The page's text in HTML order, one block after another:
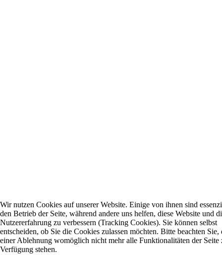
Wir nutzen Cookies auf unserer Website. Einige von ihnen sind
den Betrieb der Seite, während andere uns helfen, diese Website und
Nutzererfahrung zu verbessern (Tracking Cookies). Sie können selbst
entscheiden, ob Sie die Cookies zulassen möchten. Bitte beachten Sie,
einer Ablehnung womöglich nicht mehr alle Funktionalitäten der Seite
Verfügung stehen.